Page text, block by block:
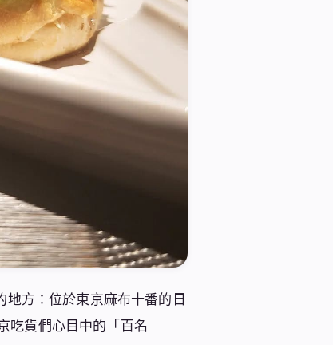
地方：位於東京麻布十番的 日
吃貨們心目中的「百名